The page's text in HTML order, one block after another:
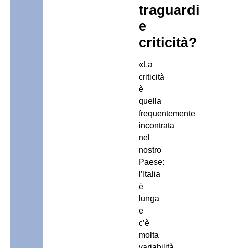
traguardi
e
criticità?
«La
criticità
è
quella
frequentemente
incontrata
nel
nostro
Paese:
l’Italia
è
lunga
e
c’è
molta